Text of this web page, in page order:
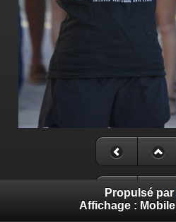
Propulsé par
Affichage : Mobile